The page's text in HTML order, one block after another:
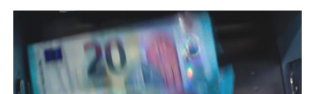
În aproape două decenii de la aderarea la Uniunea Europeană,
România a înregistrat cea mai rapidă creștere a productivității
muncii dintre Polonia,...